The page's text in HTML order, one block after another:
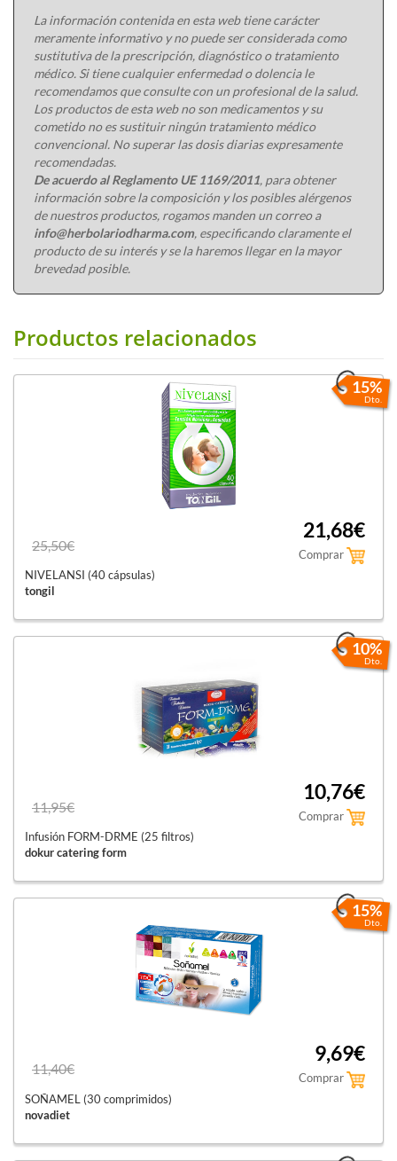
como a la síntesis de las proteínas.
Es precursor de la producción de energía en el
organismo y proporciona un ritmo cardíaco constante
gracias a sus propiedades que relajan la tensión
muscular y regula la función eléctrica. Con una buena
dosis diaria los músculos están más distendidos y
preparados para trabajar, por lo que se utiliza también
para un correcto entrenamiento físico más productivo.
La carencia de magnesio es causa de un estado
generalizado de cansancio y estrés.
Vitamina B6(Piridoxina), interviene en la síntesis de
varios neurotransmisores, es decir, sustancias que
actúan como "mensajeras" entre las neuronas
presentes en el encéfalo, la médula espinal y los nervios
por ejemplo la serotonina) están relacionados con el
recomienda mantener unos niveles óptimos de
vitamina B6 en caso de estrés, depresión e insomnio.
Se puede combinar con:
Infusión FORM_DRME (25 filtros),
relajante para combatir el estrés y dormir
con triptofano y plantas
relajantes, una ayuda para dormir mejor.
La información contenida en esta web tiene carácter
meramente informativo y no puede ser considerada como
sustitutiva de la prescripción, diagnóstico o tratamiento
médico. Si tiene cualquier enfermedad o dolencia le
recomendamos que consulte con un profesional de la salud.
Los productos de esta web no son medicamentos y su
cometido no es sustituir ningún tratamiento médico
convencional. No superar las dosis diarias expresamente
recomendadas.
De acuerdo al Reglamento UE 1169/2011, para obtener
información sobre la composición y los posibles alérgenos
de nuestros productos, rogamos manden un correo a
info@herbolariodharma.com, especificando claramente el
producto de su interés y se la haremos llegar en la mayor
brevedad posible.
Productos relacionados
15%
Dto.
25,50€
21,68€
Comprar
NIVELANSI (40 cápsulas)
tongil
10%
Dto.
11,95€
10,76€
Comprar
Infusión FORM-DRME (25 filtros)
dokur catering form
15%
Dto.
11,40€
9,69€
Comprar
SOÑAMEL (30 comprimidos)
novadiet